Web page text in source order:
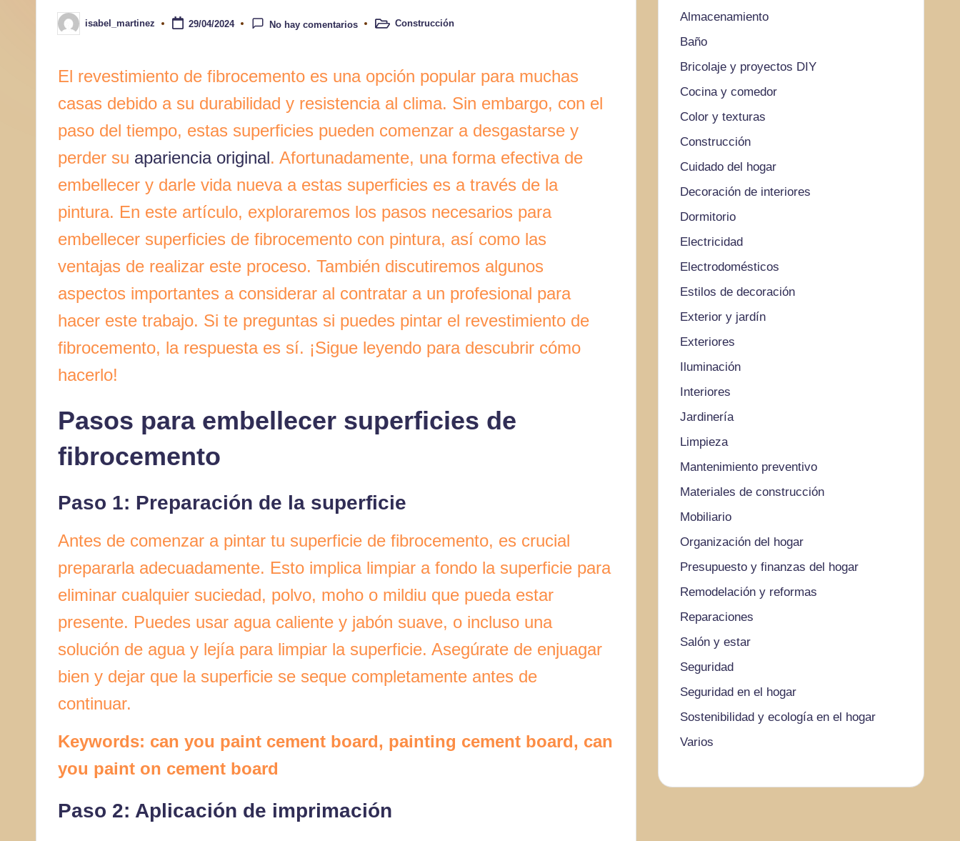
Publicado
por
isabel_martinez 29/04/2024 No hay comentarios
PublicadoConstrucción
El revestimiento de fibrocemento es una opción popular para muchas
casas debido a su durabilidad y resistencia al clima. Sin embargo, con el
paso del tiempo, estas superficies pueden comenzar a desgastarse y
perder su apariencia original. Afortunadamente, una forma efectiva de
embellecer y darle vida nueva a estas superficies es a través de la
pintura. En este artículo, exploraremos los pasos necesarios para
embellecer superficies de fibrocemento con pintura, así como las
ventajas de realizar este proceso. También discutiremos algunos
aspectos importantes a considerar al contratar a un profesional para
hacer este trabajo. Si te preguntas si puedes pintar el revestimiento de
fibrocemento, la respuesta es sí. ¡Sigue leyendo para descubrir cómo
hacerlo!
Pasos para embellecer superficies de
fibrocemento
Paso 1: Preparación de la superficie
Antes de comenzar a pintar tu superficie de fibrocemento, es crucial
prepararla adecuadamente. Esto implica limpiar a fondo la superficie para
eliminar cualquier suciedad, polvo, moho o mildiu que pueda estar
presente. Puedes usar agua caliente y jabón suave, o incluso una
solución de agua y lejía para limpiar la superficie. Asegúrate de enjuagar
bien y dejar que la superficie se seque completamente antes de
continuar.
Keywords: can you paint cement board, painting cement board, can
you paint on cement board
Paso 2: Aplicación de imprimación
Almacenamiento
Baño
Bricolaje y proyectos DIY
Cocina y comedor
Color y texturas
Construcción
Cuidado del hogar
Decoración de interiores
Dormitorio
Electricidad
Electrodomésticos
Estilos de decoración
Exterior y jardín
Exteriores
Iluminación
Interiores
Jardinería
Limpieza
Mantenimiento preventivo
Materiales de construcción
Mobiliario
Organización del hogar
Presupuesto y finanzas del hogar
Remodelación y reformas
Reparaciones
Salón y estar
Seguridad
Seguridad en el hogar
Sostenibilidad y ecología en el hogar
Varios